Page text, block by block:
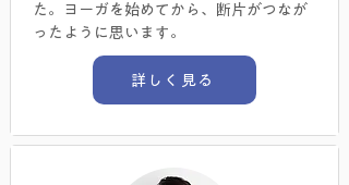
た。ヨーガを始めてから、断片がつなが
ったように思います。
詳しく見る